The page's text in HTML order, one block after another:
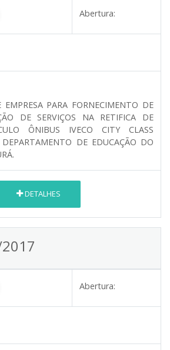
Abertura:
PARA FORNECIMENTO DE
DE SERVIÇOS NA RETIFICA DE
ÔNIBUS IVECO CITY CLASS
DE EDUCAÇÃO DO
DETALHES
Abertura: